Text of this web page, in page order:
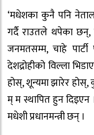
‘मधेशका कुनै पनि
गर्दै राउतले थपेका छन्,
जनमतसम्म, चाहे
देशद्रोहीको विल्ला
होस्, शून्यमा झारेर
म् म स्थापित हुन दिइएन
मधेशी प्रधानमन्त्री छन् ।